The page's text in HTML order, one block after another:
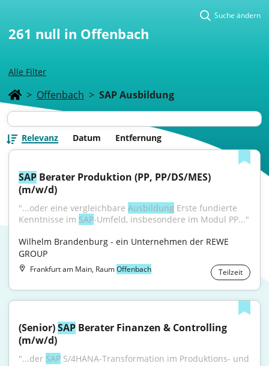
Alle Filter
Suche ändern
261 null in Offenbach
> Offenbach > SAP Ausbildung
Relevanz Datum Entfernung
SAP Berater Produktion (PP, PP/DS/MES)
(m/w/d)
"...oder eine vergleichbare Ausbildung Erste fundierte
Kenntnisse im SAP-Umfeld, insbesondere im Modul PP..."
Wilhelm Brandenburg - ein Unternehmen der REWE
GROUP
Frankfurt am Main, RaumOffenbach Teilzeit
(Senior) SAP Berater Finanzen & Controlling
(m/w/d)
"...der SAP S/4HANA-Transformation im Produktions- und